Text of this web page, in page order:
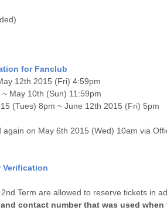
for Fanclub
12th 2015 (Fri) 4:59pm
May 10th (Sun) 11:59pm
(Tues) 8pm ~ June 12th 2015 (Fri) 5pm
on May 6th 2015 (Wed) 10am via
Verification
Term are allowed to reserve tickets in
contact number that was used